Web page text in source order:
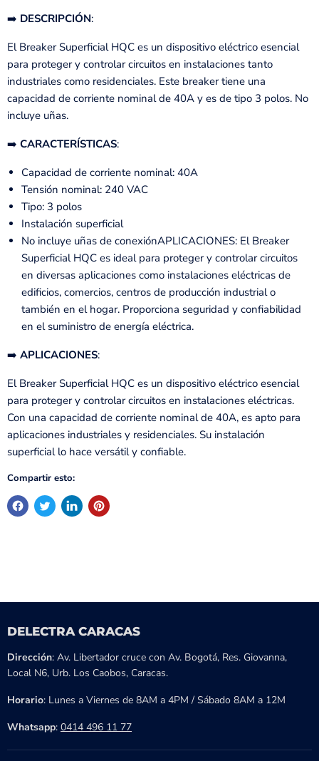
➡️ DESCRIPCIÓN:
El Breaker Superficial HQC es un dispositivo eléctrico esencial
para proteger y controlar circuitos en instalaciones tanto
industriales como residenciales. Este breaker tiene una
capacidad de corriente nominal de 40A y es de tipo 3 polos. No
incluye uñas.
➡️ CARACTERÍSTICAS:
Capacidad de corriente nominal: 40A
Tensión nominal: 240 VAC
Tipo: 3 polos
Instalación superficial
No incluye uñas de conexiónAPLICACIONES: El Breaker
Superficial HQC es ideal para proteger y controlar circuitos
en diversas aplicaciones como instalaciones eléctricas de
edificios, comercios, centros de producción industrial o
también en el hogar. Proporciona seguridad y confiabilidad
en el suministro de energía eléctrica.
➡️ APLICACIONES:
El Breaker Superficial HQC es un dispositivo eléctrico esencial
para proteger y controlar circuitos en instalaciones eléctricas.
Con una capacidad de corriente nominal de 40A, es apto para
aplicaciones industriales y residenciales. Su instalación
superficial lo hace versátil y confiable.
Compartir esto:
DELECTRA CARACAS
Dirección: Av. Libertador cruce con Av. Bogotá, Res. Giovanna,
Local N6, Urb. Los Caobos, Caracas.
Horario: Lunes a Viernes de 8AM a 4PM / Sábado 8AM a 12M
Whatsapp: 0414 496 11 77